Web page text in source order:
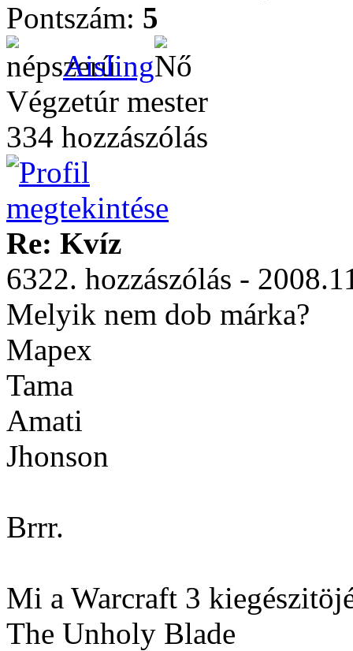
Pontszám: 5
Aisling
Végzetúr mester
334 hozzászólás
Re: Kvíz
6322. hozzászólás -
Melyik nem dob márka?
Mapex
Tama
Amati
Jhonson
Brrr.
Mi a Warcraft 3
The Unholy Blade